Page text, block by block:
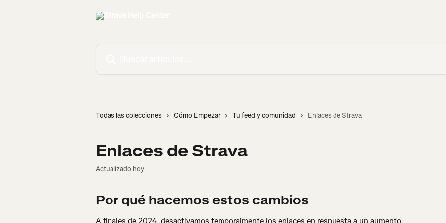
Todas las colecciones Cómo Empezar Tu feed y comunidad Enlaces de Strava
Enlaces de Strava
Actualizado hoy
Por qué hacemos estos cambios
A finales de 2024, desactivamos temporalmente los enlaces en respuesta a un aumento